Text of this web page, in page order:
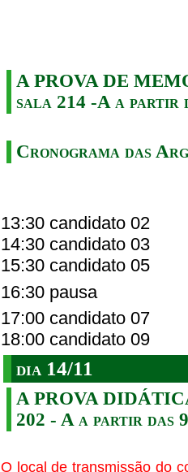
A PROVA DE
sala 214 -A a partir
Cronograma das
13:30 candidato 02
14:30 candidato 03
15:30 candidato 05
16:30 pausa
17:00 candidato 07
18:00 candidato 09
dia 14/11
A PROVA
202 - A a partir das
O local de transmissão do